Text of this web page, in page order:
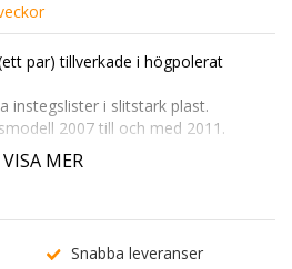
par) tillverkade i högpolerat
instegslister i slitstark plast.
2007 till och med 2011.
man vid montering använder sig
bilen.
VISA MER
Snabba leveranser